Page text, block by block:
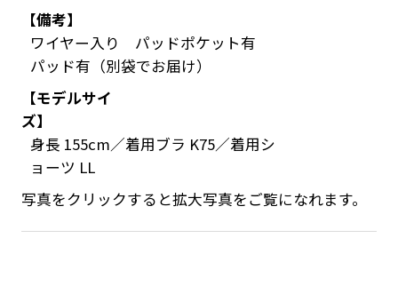
【備考】
ワイヤー入り パッドポケット有
パッド有（別袋でお届け）
【モデルサイ
ズ】
身長 155cm／着用ブラ K75／着用シ
ョーツ LL
写真をクリックすると拡大写真をご覧になれます。